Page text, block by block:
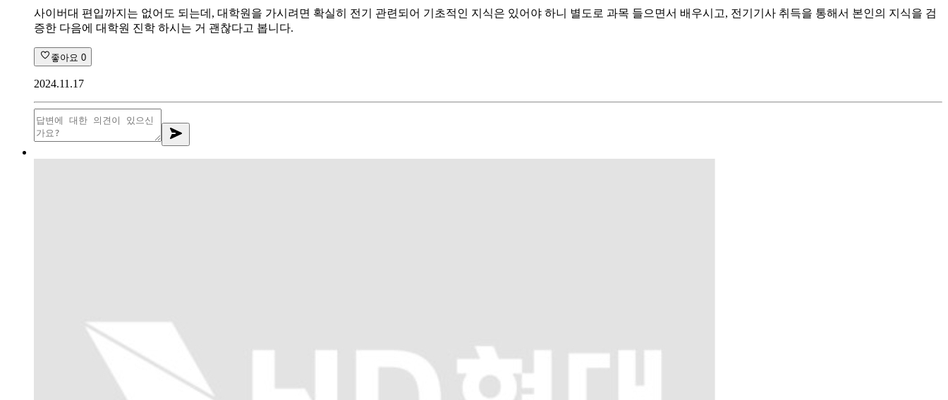
사이버대 편입까지는 없어도 되는데, 대학원을 가시려면 확실히 전기 관련되어 기초적인 지식은 있어야 하니 별도로 과목 들으면서 배우시고, 전기기사 취득을 통해서 본인의 지식을 검
증한 다음에 대학원 진학 하시는 거 괜찮다고 봅니다.
좋아요 0
2024.11.17